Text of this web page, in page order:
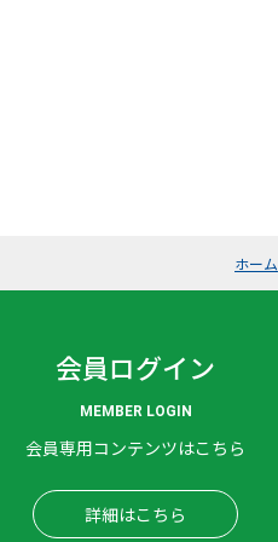
ホーム
会員ログイン
MEMBER LOGIN
会員専用コンテンツはこちら
詳細はこちら